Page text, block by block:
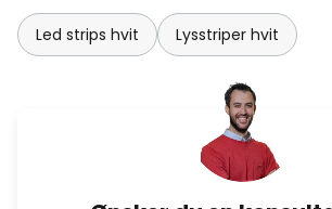
Led strips hvit Lysstriper hvit